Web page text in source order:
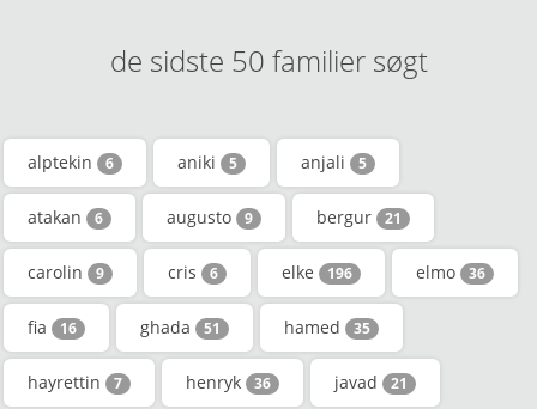
de sidste 50 familier søgt
alptekin 6 aniki 5 anjali 5
atakan 6 augusto 9 bergur 21
carolin 9 cris 6 elke 196 elmo 36
fia 16 ghada 51 hamed 35
hayrettin 7 henryk 36 javad 21